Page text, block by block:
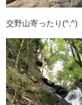
交野山寄ったり(^.^)